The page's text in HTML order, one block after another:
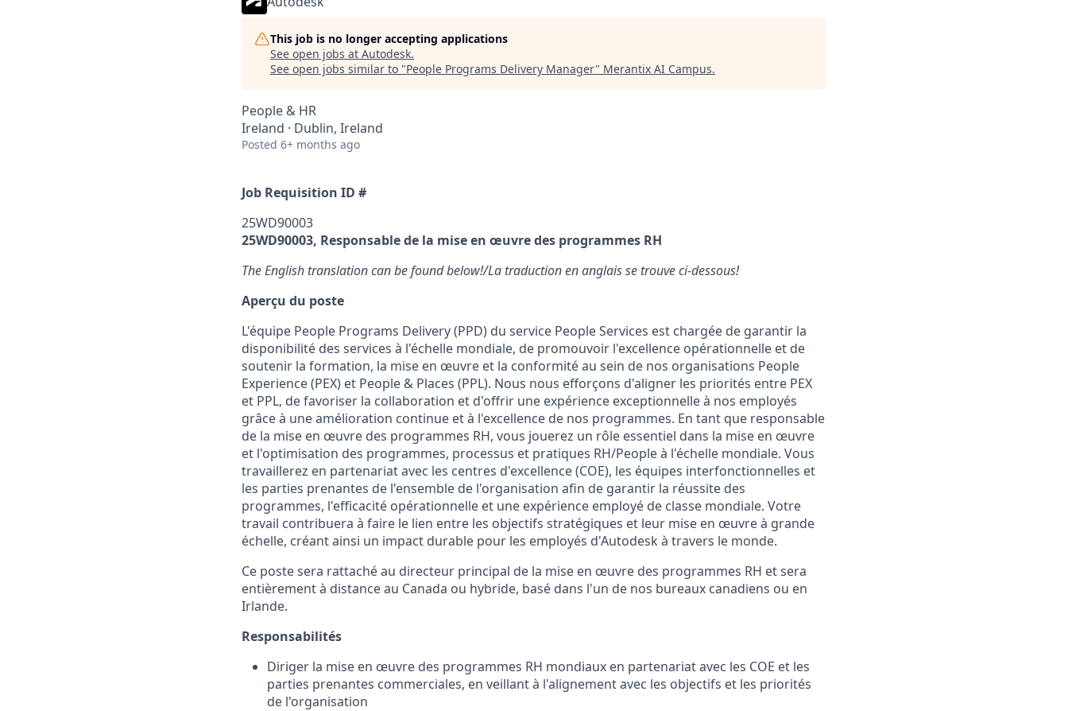
This job is no longer accepting applications
See open jobs at Autodesk.
See open jobs similar to "People Programs Delivery Manager" Merantix AI Campus.
People & HR
Ireland · Dublin, Ireland
Posted 6+ months ago
Job Requisition ID #
25WD90003
25WD90003, Responsable de la mise en œuvre des programmes RH
The English translation can be found below!/La traduction en anglais se trouve ci-dessous!
Aperçu du poste
L'équipe People Programs Delivery (PPD) du service People Services est chargée de garantir la
disponibilité des services à l'échelle mondiale, de promouvoir l'excellence opérationnelle et de
soutenir la formation, la mise en œuvre et la conformité au sein de nos organisations People
Experience (PEX) et People & Places (PPL). Nous nous efforçons d'aligner les priorités entre PEX
et PPL, de favoriser la collaboration et d'offrir une expérience exceptionnelle à nos employés
grâce à une amélioration continue et à l'excellence de nos programmes. En tant que responsable
de la mise en œuvre des programmes RH, vous jouerez un rôle essentiel dans la mise en œuvre
et l'optimisation des programmes, processus et pratiques RH/People à l'échelle mondiale. Vous
travaillerez en partenariat avec les centres d'excellence (COE), les équipes interfonctionnelles et
les parties prenantes de l'ensemble de l'organisation afin de garantir la réussite des
programmes, l'efficacité opérationnelle et une expérience employé de classe mondiale. Votre
travail contribuera à faire le lien entre les objectifs stratégiques et leur mise en œuvre à grande
échelle, créant ainsi un impact durable pour les employés d'Autodesk à travers le monde.
Ce poste sera rattaché au directeur principal de la mise en œuvre des programmes RH et sera
entièrement à distance au Canada ou hybride, basé dans l'un de nos bureaux canadiens ou en
Irlande.
Responsabilités
Diriger la mise en œuvre des programmes RH mondiaux en partenariat avec les COE et les
parties prenantes commerciales, en veillant à l'alignement avec les objectifs et les priorités
de l'organisation